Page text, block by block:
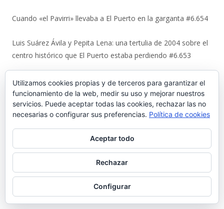
Cuando «el Pavirri» llevaba a El Puerto en la garganta #6.654
Luis Suárez Ávila y Pepita Lena: una tertulia de 2004 sobre el
centro histórico que El Puerto estaba perdiendo #6.653
Urbaluz, cuando El Puerto se vistió la americana #6.652
Los últimos coletazos de una enseñanza basada en el miedo
#6.651
En 1970, bendición de los espigones de Poniente y Levante
#6.650
El Coto de la Isleta y Valdelagrana. Geohistoria de un espacio
entre el mar y las marismas #6.649
Utilizamos cookies propias y de terceros para garantizar el
funcionamiento de la web, medir su uso y mejorar nuestros
servicios. Puede aceptar todas las cookies, rechazar las no
necesarias o configurar sus preferencias. Política de cookies
Aceptar todo
Rechazar
Configurar